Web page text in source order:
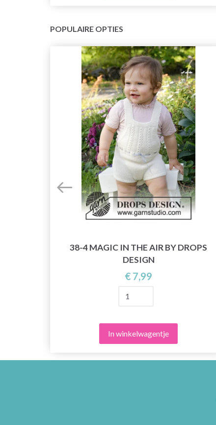
POPULAIRE OPTIES
38-4 MAGIC IN THE AIR BY DROPS
DESIGN
€ 7,99
In winkelwagentje